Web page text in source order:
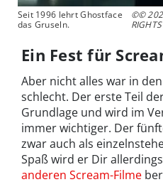
Seit 1996 lehrt Ghostface
das Gruseln.
©©
Ein Fest für
Aber nicht alles war in
schlecht. Der erste Teil
Grundlage und wird im
immer wichtiger. Der
zwar auch als
Spaß wird er Dir
anderen Scream-Filme